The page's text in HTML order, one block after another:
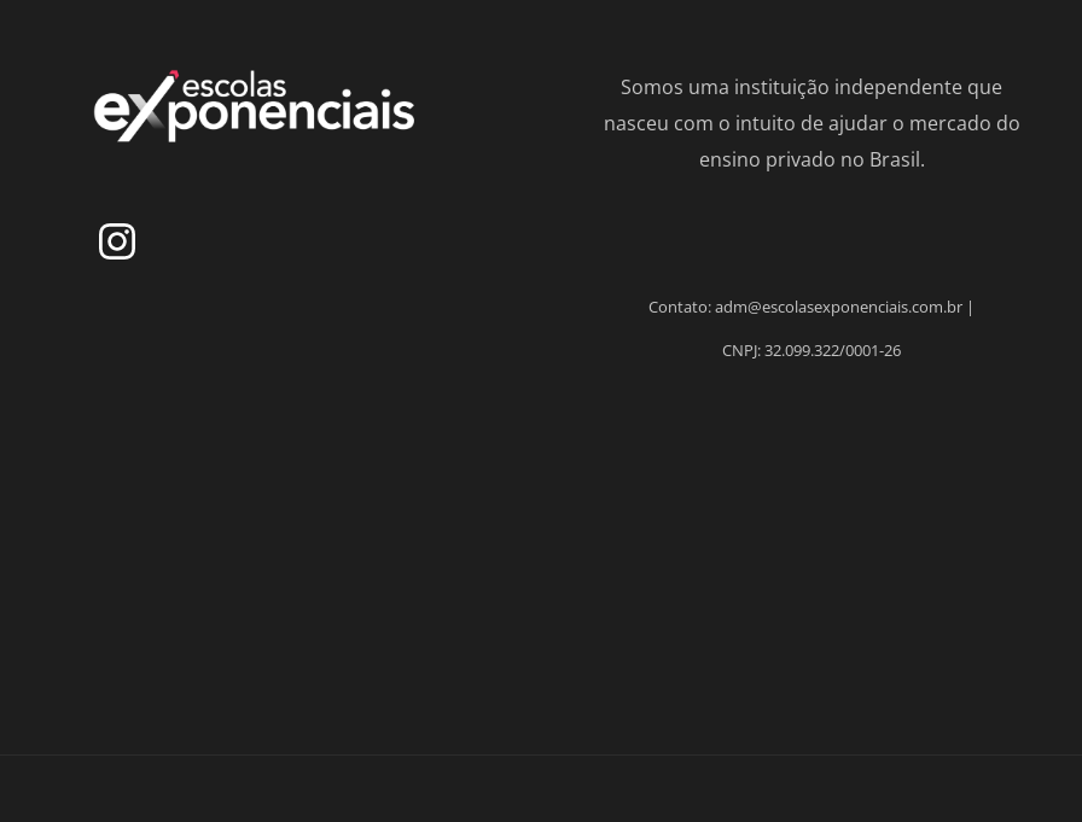
Somos uma instituição independente que
nasceu com o intuito de ajudar o mercado do
ensino privado no Brasil.
Contato: adm@escolasexponenciais.com.br |
CNPJ: 32.099.322/0001-26